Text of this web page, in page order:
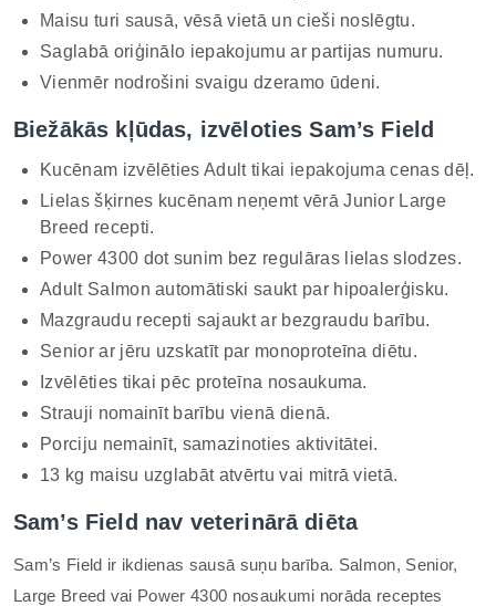
Maisu turi sausā, vēsā vietā un cieši noslēgtu.
Saglabā oriģinālo iepakojumu ar partijas numuru.
Vienmēr nodrošini svaigu dzeramo ūdeni.
Biežākās kļūdas, izvēloties Sam’s Field
Kucēnam izvēlēties Adult tikai iepakojuma cenas dēļ.
Lielas šķirnes kucēnam neņemt vērā Junior Large
Breed recepti.
Power 4300 dot sunim bez regulāras lielas slodzes.
Adult Salmon automātiski saukt par hipoalerģisku.
Mazgraudu recepti sajaukt ar bezgraudu barību.
Senior ar jēru uzskatīt par monoproteīna diētu.
Izvēlēties tikai pēc proteīna nosaukuma.
Strauji nomainīt barību vienā dienā.
Porciju nemainīt, samazinoties aktivitātei.
13 kg maisu uzglabāt atvērtu vai mitrā vietā.
Sam’s Field nav veterinārā diēta
Sam’s Field ir ikdienas sausā suņu barība. Salmon, Senior,
Large Breed vai Power 4300 nosaukumi norāda receptes